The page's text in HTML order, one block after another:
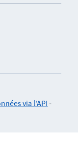
via l'API -